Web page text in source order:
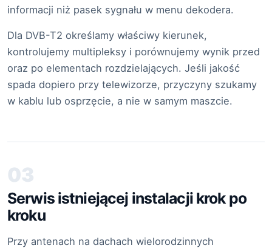
informacji niż pasek sygnału w menu dekodera.
Dla DVB-T2 określamy właściwy kierunek,
kontrolujemy multipleksy i porównujemy wynik przed
oraz po elementach rozdzielających. Jeśli jakość
spada dopiero przy telewizorze, przyczyny szukamy
w kablu lub osprzęcie, a nie w samym maszcie.
03
Serwis istniejącej instalacji krok po
kroku
Przy antenach na dachach wielorodzinnych